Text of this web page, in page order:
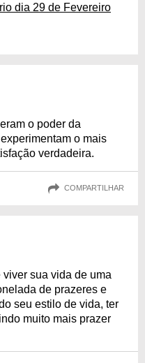
dia 29 de Fevereiro
o poder da
o mais
verdadeira.
COMPARTILHAR
sua vida de uma
de prazeres e
seu estilo de vida, ter
muito mais prazer